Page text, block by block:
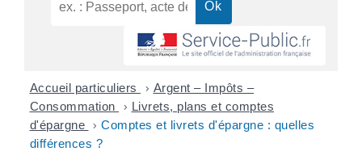
Accueil particuliers > Argent – Impôts –
Consommation
> Livrets, plans et comptes
d'épargne > Comptes et livrets d'épargne : quelles
différences ?